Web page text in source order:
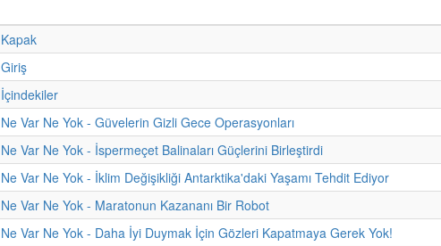
Kapak
Giriş
İçindekiler
Ne Var Ne Yok - Güvelerin Gizli Gece Operasyonları
Ne Var Ne Yok - İspermeçet Balinaları Güçlerini Birleştirdi
Ne Var Ne Yok - İklim Değişikliği Antarktika'daki Yaşamı Tehdit Ediyor
Ne Var Ne Yok - Maratonun Kazananı Bir Robot
Ne Var Ne Yok - Daha İyi Duymak İçin Gözleri Kapatmaya Gerek Yok!